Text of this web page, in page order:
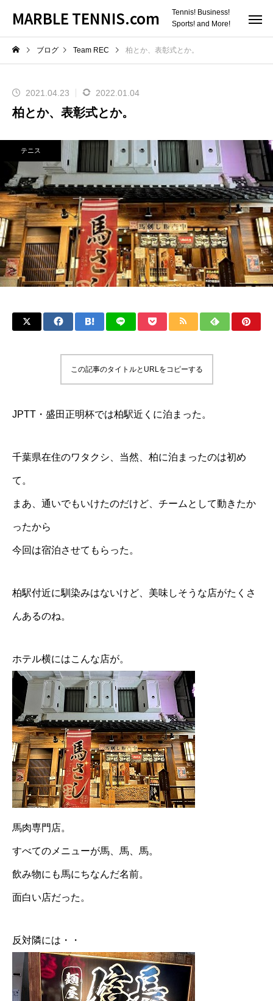
MARBLE TENNIS.com
Tennis! Business!
Sports! and More!
ブログ Team REC 柏とか、表彰式とか。
2021.04.23 2022.01.04
柏とか、表彰式とか。
テニス
この記事のタイトルとURLをコピーする
JPTT・盛田正明杯では柏駅近くに泊まった。
千葉県在住のワタクシ、当然、柏に泊まったのは初め
て。
まあ、通いでもいけたのだけど、チームとして動きたか
ったから
今回は宿泊させてもらった。
柏駅付近に馴染みはないけど、美味しそうな店がたくさ
んあるのね。
ホテル横にはこんな店が。
馬肉専門店。
すべてのメニューが馬、馬、馬。
飲み物にも馬にちなんだ名前。
面白い店だった。
反対隣には・・